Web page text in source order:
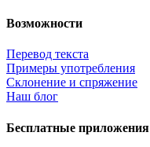
Возможности
Перевод текста
Примеры употребления
Склонение и спряжение
Наш блог
Бесплатные приложения